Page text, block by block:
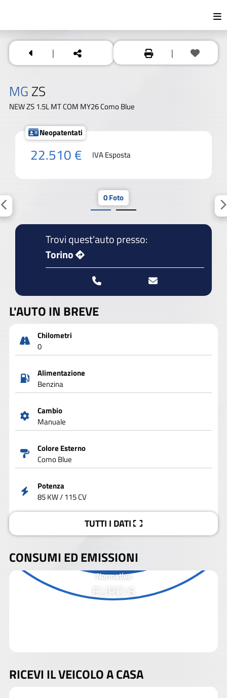
| |
MG ZS
NEW ZS 1.5L MT COM MY26 Como Blue
Neopatentati
22.510 € IVA Esposta
0 Foto
Trovi quest'auto presso:
Torino
L'AUTO IN BREVE
Chilometri
0
Alimentazione
Benzina
Cambio
Manuale
Colore Esterno
Como Blue
Potenza
85 KW / 115 CV
TUTTI I DATI
CONSUMI ED EMISSIONI
Normativa
EURO 6
RICEVI IL VEICOLO A CASA